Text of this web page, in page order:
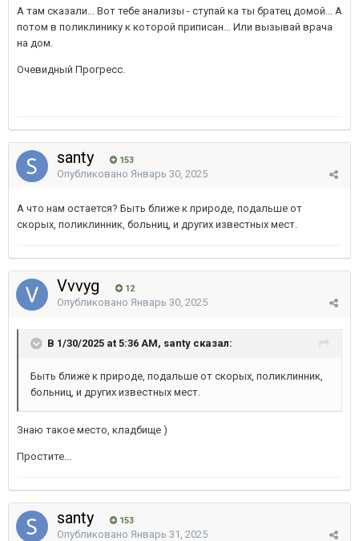
А там сказали... Вот тебе анализы - ступай ка ты братец домой... А
потом в поликлинику к которой приписан... Или вызывай врача
на дом.
Очевидный Прогресс.
santy 153
Опубликовано Январь 30, 2025
А что нам остается? Быть ближе к природе, подальше от
скорых, поликлинник, больниц, и других известных мест.
Vvvyg 12
Опубликовано Январь 30, 2025
В 1/30/2025 at 5:36 AM, santy сказал:
Быть ближе к природе, подальше от скорых, поликлинник,
больниц, и других известных мест.
Знаю такое место, кладбище )
Простите...
santy 153
Опубликовано Январь 31, 2025